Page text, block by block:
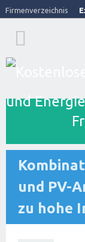
Firmenverzeichnis
und PV-
zu hohe